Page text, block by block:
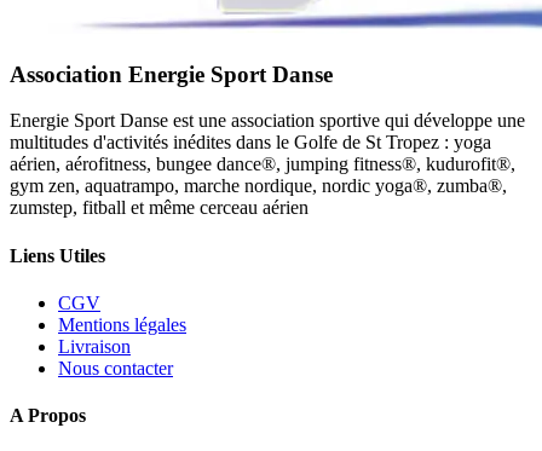
Association Energie Sport Danse
Energie Sport Danse est une association sportive qui développe une
multitudes d'activités inédites dans le Golfe de St Tropez : yoga
aérien, aérofitness, bungee dance®, jumping fitness®, kudurofit®,
gym zen, aquatrampo, marche nordique, nordic yoga®, zumba®,
zumstep, fitball et même cerceau aérien
Liens Utiles
CGV
Mentions légales
Livraison
Nous contacter
A Propos